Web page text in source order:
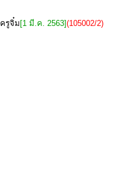
ครูจิ๋ม [1 มี.ค. 2563](105002/2)